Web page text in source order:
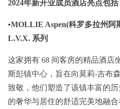
2024年新开业成员酒店亮点包括
•MOLLIE Aspen(科罗多拉州阿
L.V.X. 系列
这家拥有 68 间客房的精品酒店
斯彭镇中心，旨在向莫莉-吉布
致敬，他们塑造了该镇丰富的
的奢华与居住的舒适完美地融